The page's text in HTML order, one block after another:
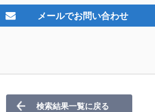
メールでお問い合わせ
検索結果一覧に戻る